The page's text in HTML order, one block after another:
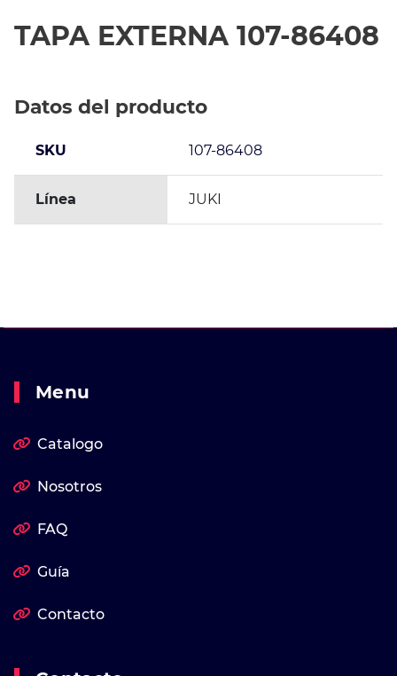
TAPA EXTERNA 107-86408
Datos del producto
SKU 107-86408
Línea JUKI
Menu
Catalogo
Nosotros
FAQ
Guía
Contacto